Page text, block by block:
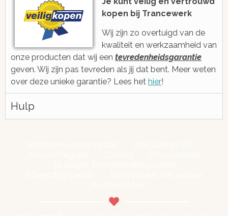
kopen bij Trancewerk
Wij zijn zo overtuigd van de
kwaliteit en werkzaamheid van
onze producten dat wij een tevredenheidsgarantie
geven. Wij zijn pas tevreden als jij dat bent. Meer weten
over deze unieke garantie? Lees het hier!
Hulp